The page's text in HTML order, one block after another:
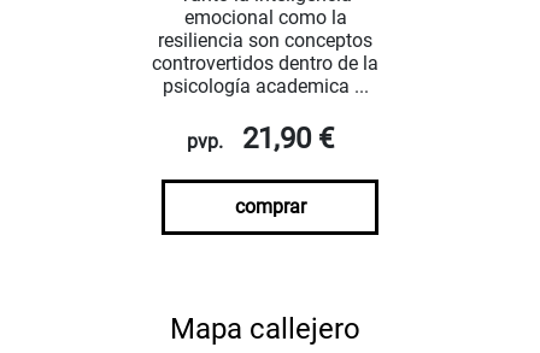
emocional como la
resiliencia son conceptos
controvertidos dentro de la
psicología academica ...
pvp. 21,90 €
comprar
Mapa callejero